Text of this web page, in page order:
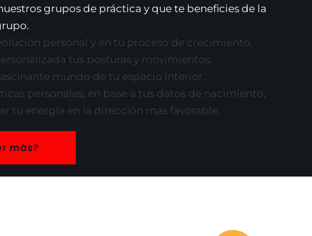
grupos de práctica y que te beneficies de la
personal y en tu proceso de crecimiento.
tus posturas y movimientos.
mundo de tu espacio interior.
personales, en base a tus datos de nacimiento,
tu energía en la dirección mas favorable.
más?